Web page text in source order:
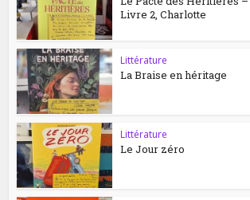
Livre 2, Charlotte
Littérature
La Braise en héritage
Littérature
Le Jour zéro